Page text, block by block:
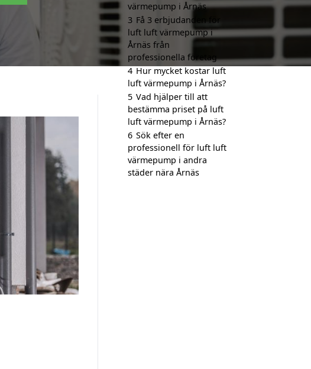
värmepump i Årnäs
3 Få 3 erbjudanden för
luft luft värmepump i
Årnäs från
professionella företag
4 Hur mycket kostar luft
luft värmepump i Årnäs?
5 Vad hjälper till att
bestämma priset på luft
luft värmepump i Årnäs?
6 Sök efter en
professionell för luft luft
värmepump i andra
städer nära Årnäs